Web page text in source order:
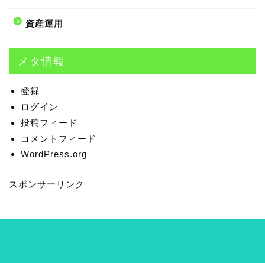
資産運用
メタ情報
登録
ログイン
投稿フィード
コメントフィード
WordPress.org
スポンサーリンク